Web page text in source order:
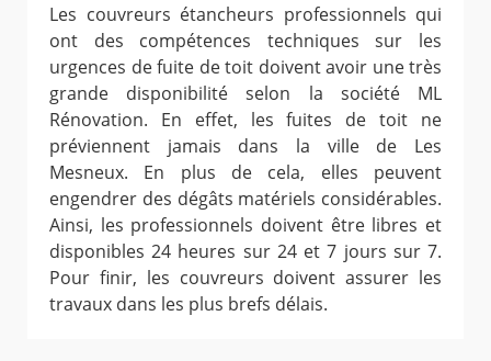
Les couvreurs étancheurs professionnels qui
ont des compétences techniques sur les
urgences de fuite de toit doivent avoir une très
grande disponibilité selon la société ML
Rénovation. En effet, les fuites de toit ne
préviennent jamais dans la ville de Les
Mesneux. En plus de cela, elles peuvent
engendrer des dégâts matériels considérables.
Ainsi, les professionnels doivent être libres et
disponibles 24 heures sur 24 et 7 jours sur 7.
Pour finir, les couvreurs doivent assurer les
travaux dans les plus brefs délais.